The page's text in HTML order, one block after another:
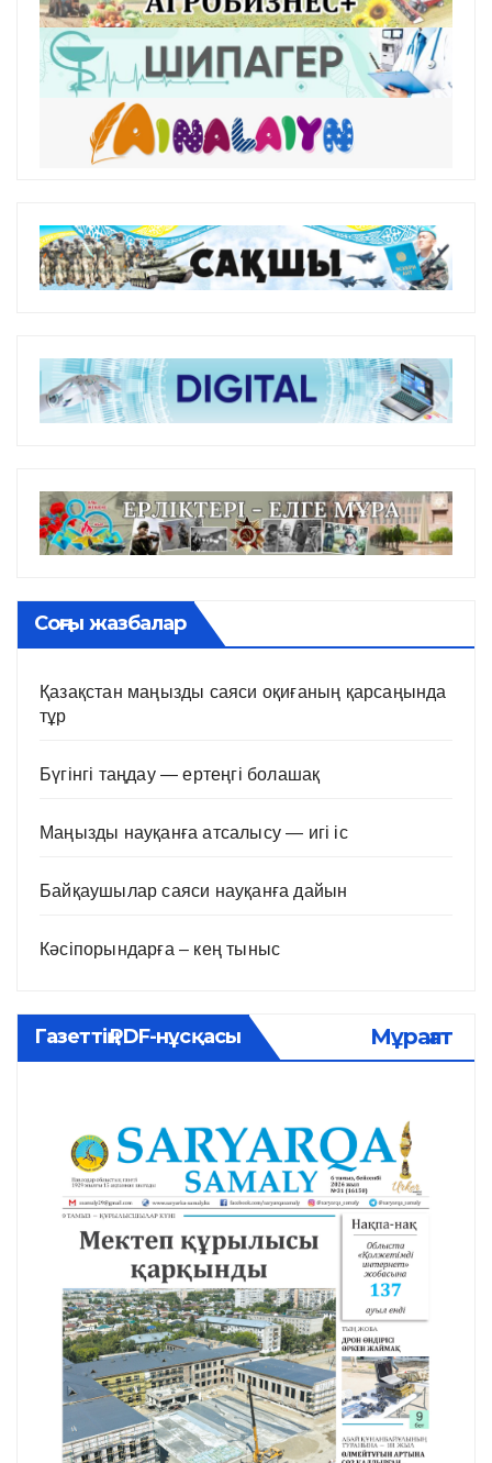
Соңғы жазбалар
Қазақстан маңызды саяси оқиғаның қарсаңында
тұр
Бүгінгі таңдау — ертеңгі болашақ
Маңызды науқанға атсалысу — игі іс
Байқаушылар саяси науқанға дайын
Кәсіпорындарға – кең тыныс
Газеттің PDF-нұсқасы Мұрағат